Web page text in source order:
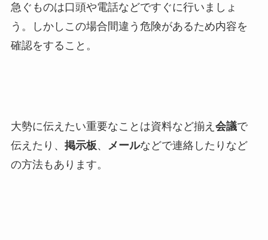
急ぐものは口頭や電話などですぐに行いましょ
う。しかしこの場合間違う危険があるため内容を
確認をすること。
大勢に伝えたい重要なことは資料など揃え 会議で
伝えたり、 掲示板、 メールなどで連絡したりなど
の方法もあります。